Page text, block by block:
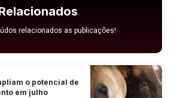
relacionados as publicações!
o potencial de
em julho